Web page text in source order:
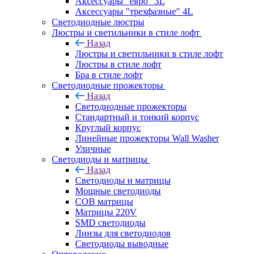
Аксессуары "трехфазные" 4L
Светодиодные люстры
Люстры и светильники в стиле лофт
Назад
Люстры и светильники в стиле лофт
Люстры в стиле лофт
Бра в стиле лофт
Светодиодные прожекторы
Назад
Светодиодные прожекторы
Стандартный и тонкий корпус
Круглый корпус
Линейные прожекторы Wall Washer
Уличные
Светодиоды и матрицы
Назад
Светодиоды и матрицы
Мощные светодиоды
COB матрицы
Матрицы 220V
SMD светодиоды
Линзы для светодиодов
Светодиоды выводные